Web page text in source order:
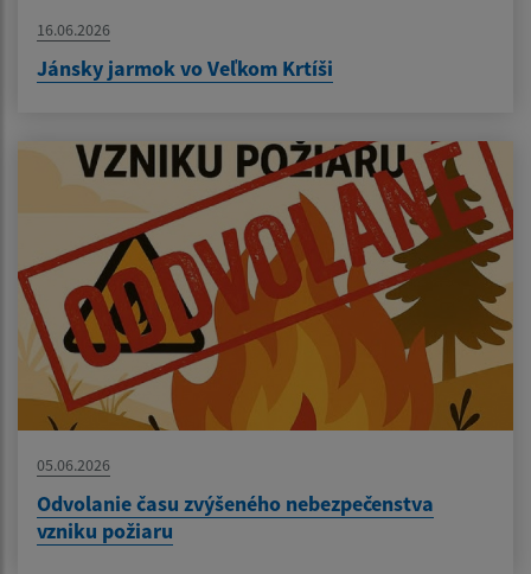
16.06.2026
Jánsky jarmok vo Veľkom Krtíši
05.06.2026
Odvolanie času zvýšeného nebezpečenstva
vzniku požiaru